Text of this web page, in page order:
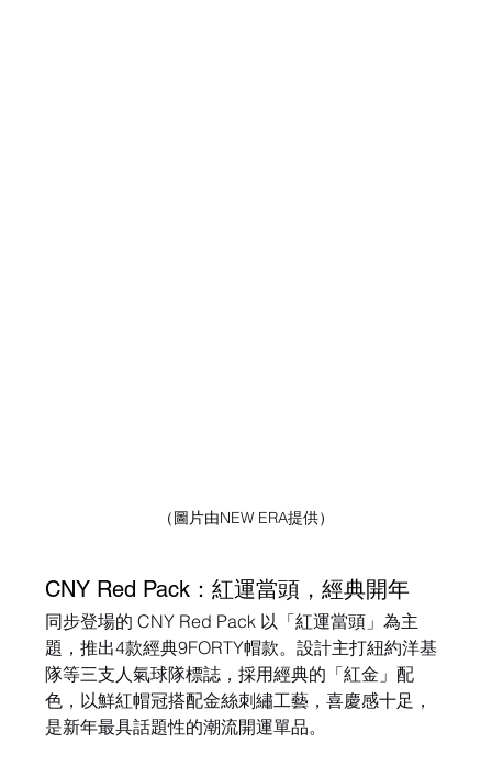
（圖片由NEW ERA提供）
CNY Red Pack：紅運當頭，經典開年
同步登場的 CNY Red Pack 以「紅運當頭」為主
題，推出4款經典9FORTY帽款。設計主打紐約洋基
隊等三支人氣球隊標誌，採用經典的「紅金」配
色，以鮮紅帽冠搭配金絲刺繡工藝，喜慶感十足，
是新年最具話題性的潮流開運單品。